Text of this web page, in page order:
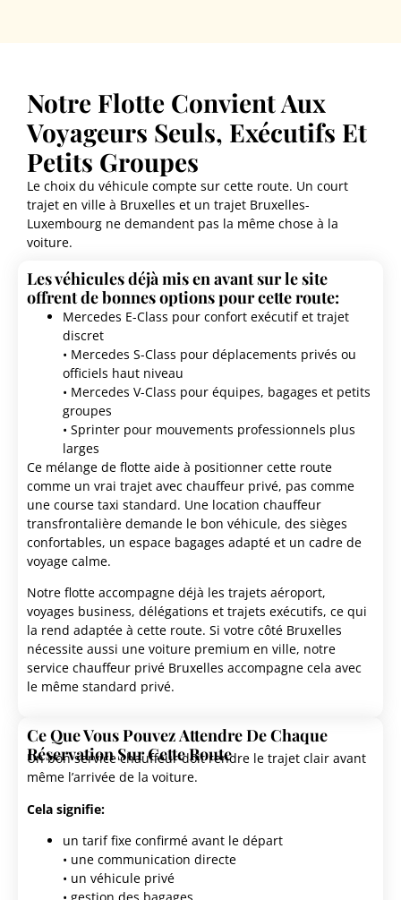
Notre Flotte Convient Aux
Voyageurs Seuls, Exécutifs Et
Petits Groupes
Le choix du véhicule compte sur cette route. Un court
trajet en ville à Bruxelles et un trajet Bruxelles-
Luxembourg ne demandent pas la même chose à la
voiture.
Les véhicules déjà mis en avant sur le site
offrent de bonnes options pour cette route:
Mercedes E-Class pour confort exécutif et trajet
discret
• Mercedes S-Class pour déplacements privés ou
officiels haut niveau
• Mercedes V-Class pour équipes, bagages et petits
groupes
• Sprinter pour mouvements professionnels plus
larges
Ce mélange de flotte aide à positionner cette route
comme un vrai trajet avec chauffeur privé, pas comme
une course taxi standard. Une location chauffeur
transfrontalière demande le bon véhicule, des sièges
confortables, un espace bagages adapté et un cadre de
voyage calme.
Notre flotte accompagne déjà les trajets aéroport,
voyages business, délégations et trajets exécutifs, ce qui
la rend adaptée à cette route. Si votre côté Bruxelles
nécessite aussi une voiture premium en ville, notre
service chauffeur privé Bruxelles accompagne cela avec
le même standard privé.
Ce Que Vous Pouvez Attendre De Chaque
Réservation Sur Cette Route
Un bon service chauffeur doit rendre le trajet clair avant
même l’arrivée de la voiture.
Cela signifie:
un tarif fixe confirmé avant le départ
• une communication directe
• un véhicule privé